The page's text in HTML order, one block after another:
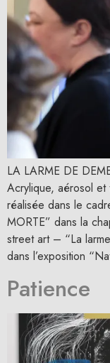
LA LARME DE
Acrylique, aérosol
réalisée dans le
MORTE” dans la
street art – “La
dans l’exposition
Patience